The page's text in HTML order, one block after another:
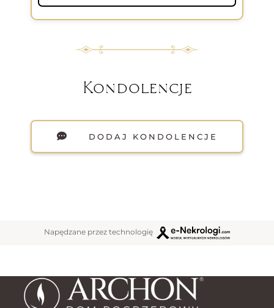
Kondolencje
DODAJ KONDOLENCJE
Napędzane przez technologię